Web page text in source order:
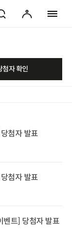
마이페이지
첨자 확인
첨자 발표
첨자 발표
벤트] 당첨자 발표